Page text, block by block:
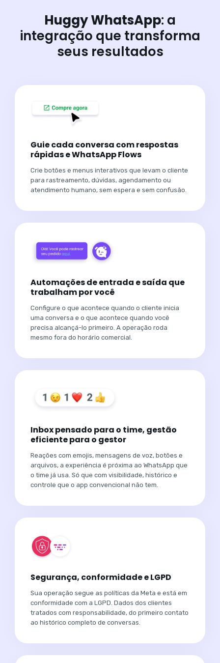
Huggy WhatsApp: a
integração que transforma
seus resultados
Guie cada conversa com respostas
rápidas e WhatsApp Flows
Crie botões e menus interativos que levam o cliente
para rastreamento, dúvidas, agendamento ou
atendimento humano, sem espera e sem confusão.
Automações de entrada e saída que
trabalham por você
Configure o que acontece quando o cliente inicia
uma conversa e o que acontece quando você
precisa alcançá-lo primeiro. A operação roda
mesmo fora do horário comercial.
Inbox pensado para o time, gestão
eficiente para o gestor
Reações com emojis, mensagens de voz, botões e
arquivos, a experiência é próxima ao WhatsApp que
o time já usa. Só que com visibilidade, histórico e
controle que o app convencional não tem.
Segurança, conformidade e LGPD
Sua operação segue as políticas da Meta e está em
conformidade com a LGPD. Dados dos clientes
tratados com responsabilidade, do primeiro contato
ao histórico completo de conversas.